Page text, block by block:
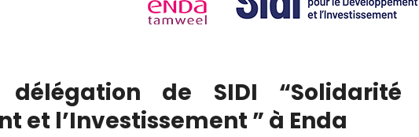
de SIDI
et l’Investissement ” à Enda